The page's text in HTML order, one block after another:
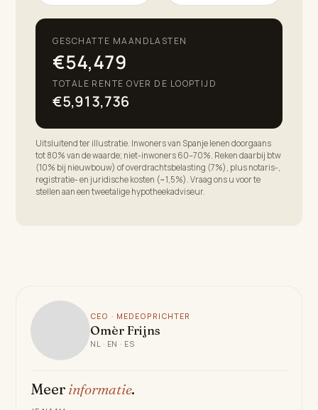
zoutwaterzwembad, weelderige privétuinen en een
levensstijl die wordt gedefinieerd door kwaliteit,
verfijning en het gerenommeerde klimaat van Zuid-
Spanje. Dit uitzonderlijke pand biedt een zeldzame
kans om een groot herenhuis met nauwgezette
afwerkingen en alle denkbare voorzieningen, allemaal
slechts momenten van de meest gevierde
restaurants, stranden en golf resorts van de Costa del
GESCHATTE MAANDLASTEN
€54,479
TOTALE RENTE OVER DE LOOPTIJD
€5,913,736
Uitsluitend ter illustratie. Inwoners van Spanje lenen doorgaans
tot 80% van de waarde; niet-inwoners 60–70%. Reken daarbij btw
(10% bij nieuwbouw) of overdrachtsbelasting (7%), plus notaris-,
registratie- en juridische kosten (~1,5%). Vraag ons u voor te
stellen aan een tweetalige hypotheekadviseur.
CEO · MEDEOPRICHTER
Omèr Frijns
NL · EN · ES
Meer informatie.